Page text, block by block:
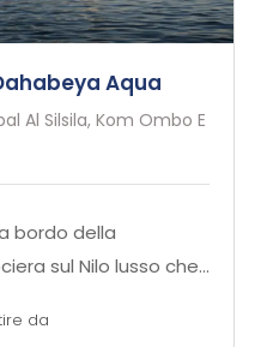
Aqua
Al Silsila, Kom Ombo E
bordo della
sul Nilo lusso che
da